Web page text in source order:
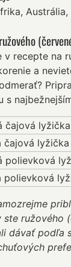
v recepte na
a
s
čajová lyžička
čajová lyžička
polievková
polievková
ste ružového
dávať podľa